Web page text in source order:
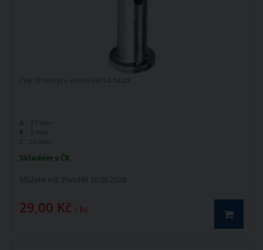
Skladem v ČR
Můžete mít: Pondělí 10.08.2026
29,00 Kč / ks
Čep 10 mm pro vidlice 04514, 04528
A :
27 mm
B :
2 mm
C:
25 mm